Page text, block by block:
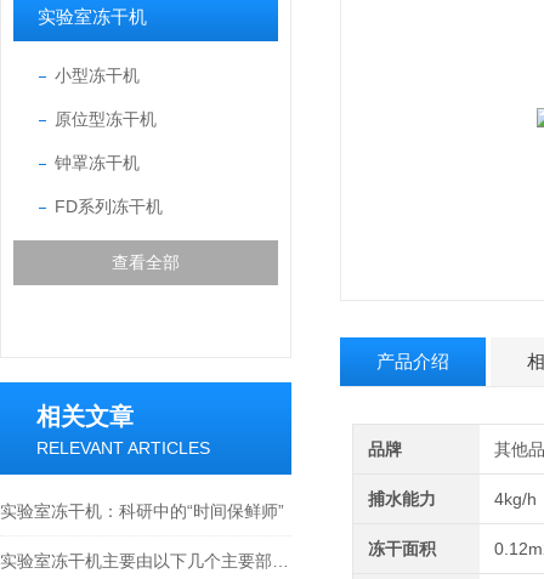
实验室冻干机
小型冻干机
原位型冻干机
钟罩冻干机
FD系列冻干机
查看全部
相关文章
RELEVANT ARTICLES
实验室冻干机：科研中的“时间保鲜师”
产品介绍
品牌 其他
捕水能力 4kg/h
冻干面积